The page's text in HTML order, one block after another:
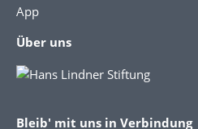
App
Über uns
Bleib' mit uns in Verbindung